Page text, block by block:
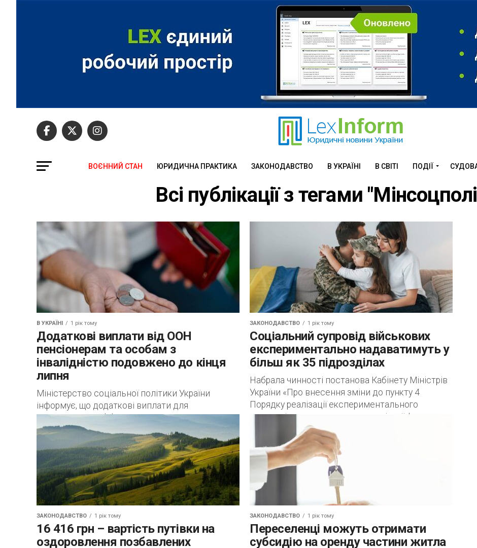
ВОЄННИЙ СТАН ЮРИДИЧНА ПРАКТИКА ЗАКОНОДАВСТВО В УКРАЇНІ В СВІТІ ПОДІЇ
Всі публікації з тегами
В УКРАЇНІ 1 рік тому
Додаткові виплати від ООН
пенсіонерам та особам з
інвалідністю подовжено до кінця
липня
Міністерство соціальної політики України
інформує, що додаткові виплати для
пенсіонерів, осіб без права на пенсію, та людей
з інвалідністю продовжено ще на 2 місяці – до...
ЗАКОНОДАВСТВО 1 рік тому
Соціальний супровід військових
експериментально надаватимуть у
більш як 35 підрозділах
Набрала чинності постанова Кабінету Міністрів
України «Про внесення зміни до пункту 4
Порядку реалізації експериментального
проекту із запровадження договірної форми
надання соціальної послуги із соціального
супроводу...
ЗАКОНОДАВСТВО 1 рік тому
16 416 грн – вартість путівки на
оздоровлення позбавлених
ЗАКОНОДАВСТВО 1 рік тому
Переселенці можуть отримати
субсидію на оренду частини житла